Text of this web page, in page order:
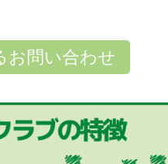
お問い合わせ